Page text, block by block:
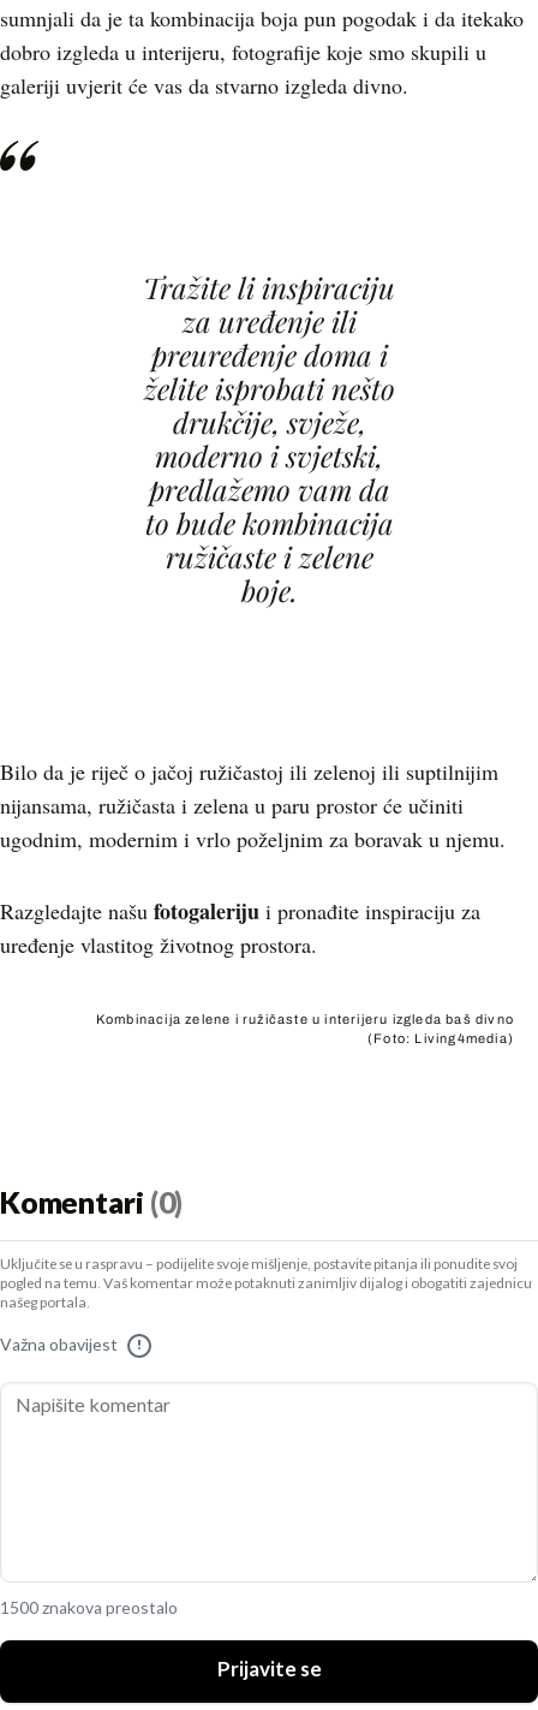
sumnjali da je ta kombinacija boja pun pogodak i da itekako
dobro izgleda u interijeru, fotografije koje smo skupili u
galeriji uvjerit će vas da stvarno izgleda divno.
Tražite li inspiraciju
za uređenje ili
preuređenje doma i
želite isprobati nešto
drukčije, svježe,
moderno i svjetski,
predlažemo vam da
to bude kombinacija
ružičaste i zelene
boje.
Bilo da je riječ o jačoj ružičastoj ili zelenoj ili suptilnijim
nijansama, ružičasta i zelena u paru prostor će učiniti
ugodnim, modernim i vrlo poželjnim za boravak u njemu.
Razgledajte našu fotogaleriju i pronađite inspiraciju za
uređenje vlastitog životnog prostora.
Kombinacija zelene i ružičaste u interijeru izgleda baš divno
(Foto: Living4media)
Komentari (0)
Uključite se u raspravu – podijelite svoje mišljenje, postavite pitanja ili ponudite svoj
pogled na temu. Vaš komentar može potaknuti zanimljiv dijalog i obogatiti zajednicu
našeg portala.
Važna obavijest !
1500 znakova preostalo
Prijavite se